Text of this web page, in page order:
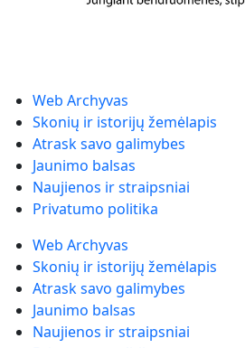
Web Archyvas
Skonių ir istorijų žemėlapis
Atrask savo galimybes
Jaunimo balsas
Naujienos ir straipsniai
Privatumo politika
Web Archyvas
Skonių ir istorijų žemėlapis
Atrask savo galimybes
Jaunimo balsas
Naujienos ir straipsniai